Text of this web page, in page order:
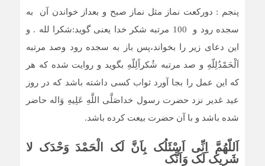
پنجم : دورکعت نماز مثل نماز صبح و بعداز خواندن آن به
سجده رود و 100 مرتبه شکر خدا یعنی گوید:شکرا لله . و
این دعای زیر را بخواند،پس باز به سجده رود وصد مرتبه
اَلْحَمْدُلِلّهِ و صد مرتبه شُکراًلِلّهِ بگوید و روایت شده که هر
که این عمل را بجا آورد ثواب کسى داشته باشد که در روز
عید غدیر نزد حضرت رسول خداصَلَّى اللَّهِ عَلِیهِ وَاله حاضر
شده باشد و با آن حضرت بیعت کرده باشد.
اَللّهُمَّ اِنِّى اَسْئَلُک بِاَنَّ لَک الْحَمْدَ وَحْدَک لا
شَریک لَک وَاَنَّک